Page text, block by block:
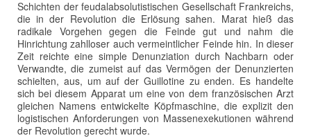
Schichten der feudalabsolutistischen Gesellschaft Frankreichs,
die in der Revolution die Erlösung sahen. Marat hieß das
radikale Vorgehen gegen die Feinde gut und nahm die
Hinrichtung zahlloser auch vermeintlicher Feinde hin. In dieser
Zeit reichte eine simple Denunziation durch Nachbarn oder
Verwandte, die zumeist auf das Vermögen der Denunzierten
schielten, aus, um auf der Guillotine zu enden. Es handelte
sich bei diesem Apparat um eine von dem französischen Arzt
gleichen Namens entwickelte Köpfmaschine, die explizit den
logistischen Anforderungen von Massenexekutionen während
der Revolution gerecht wurde.